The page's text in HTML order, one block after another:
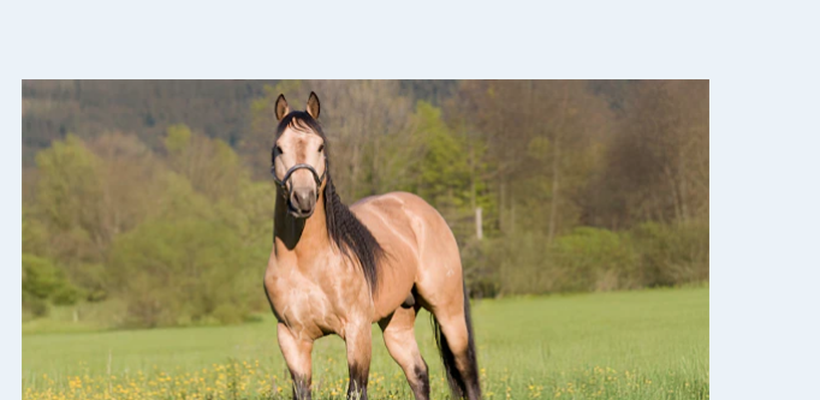
Overgewicht en conditie
Spieren, pezen en botten
Vruchtbaarheid
Bekijk alles